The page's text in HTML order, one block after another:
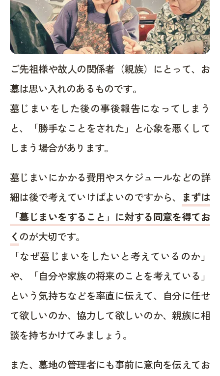
ご先祖様や故人の関係者（親族）にとって、お
墓は思い入れのあるものです。
墓じまいをした後の事後報告になってしまう
と、「勝手なことをされた」と心象を悪くして
しまう場合があります。
墓じまいにかかる費用やスケジュールなどの詳
細は後で考えていけばよいのですから、 まずは
「墓じまいをすること」に対する同意を得てお
く のが大切です。
「なぜ墓じまいをしたいと考えているのか」
や、「自分や家族の将来のことを考えている」
という気持ちなどを率直に伝えて、自分に任せ
て欲しいのか、協力して欲しいのか、親族に相
談を持ちかけてみましょう。
また、墓地の管理者にも事前に意向を伝えてお